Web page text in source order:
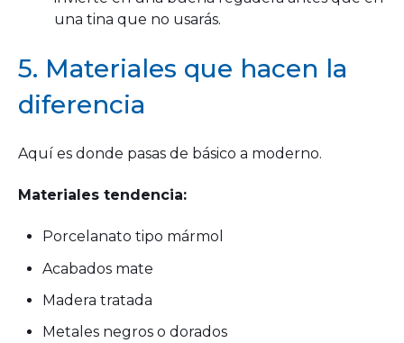
una tina que no usarás.
5. Materiales que hacen la
diferencia
Aquí es donde pasas de básico a moderno.
Materiales tendencia:
Porcelanato tipo mármol
Acabados mate
Madera tratada
Metales negros o dorados